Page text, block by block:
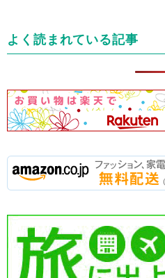
ー
よく読まれている記事